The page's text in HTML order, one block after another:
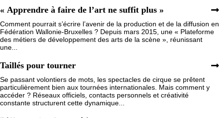
« Apprendre à faire de l’art ne suffit plus »
Comment pourrait s’écrire l’avenir de la production et de la diffusion en
Fédération Wallonie-Bruxelles ? Depuis mars 2015, une « Plateforme
des métiers de développement des arts de la scène », réunissant
une...
Taillés pour tourner
Se passant volontiers de mots, les spectacles de cirque se prêtent
particulièrement bien aux tournées internationales. Mais comment y
accéder ? Réseaux officiels, contacts personnels et créativité
constante structurent cette dynamique...